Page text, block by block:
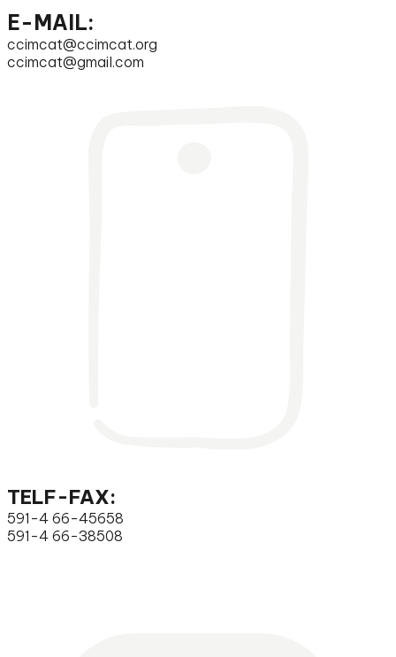
E-MAIL:
ccimcat@ccimcat.org
ccimcat@gmail.com
TELF-FAX:
591-4 66-45658
591-4 66-38508